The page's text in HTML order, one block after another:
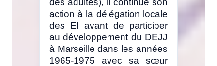
des adultes), il continue son
action à la délégation locale
des EI avant de participer
au développement du DEJJ
à Marseille dans les années
1965-1975 avec sa sœur